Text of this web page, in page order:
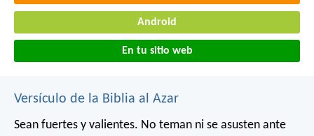
Android
En tu sitio web
Versículo de la Biblia al Azar
Sean fuertes y valientes. No teman ni se asusten ante